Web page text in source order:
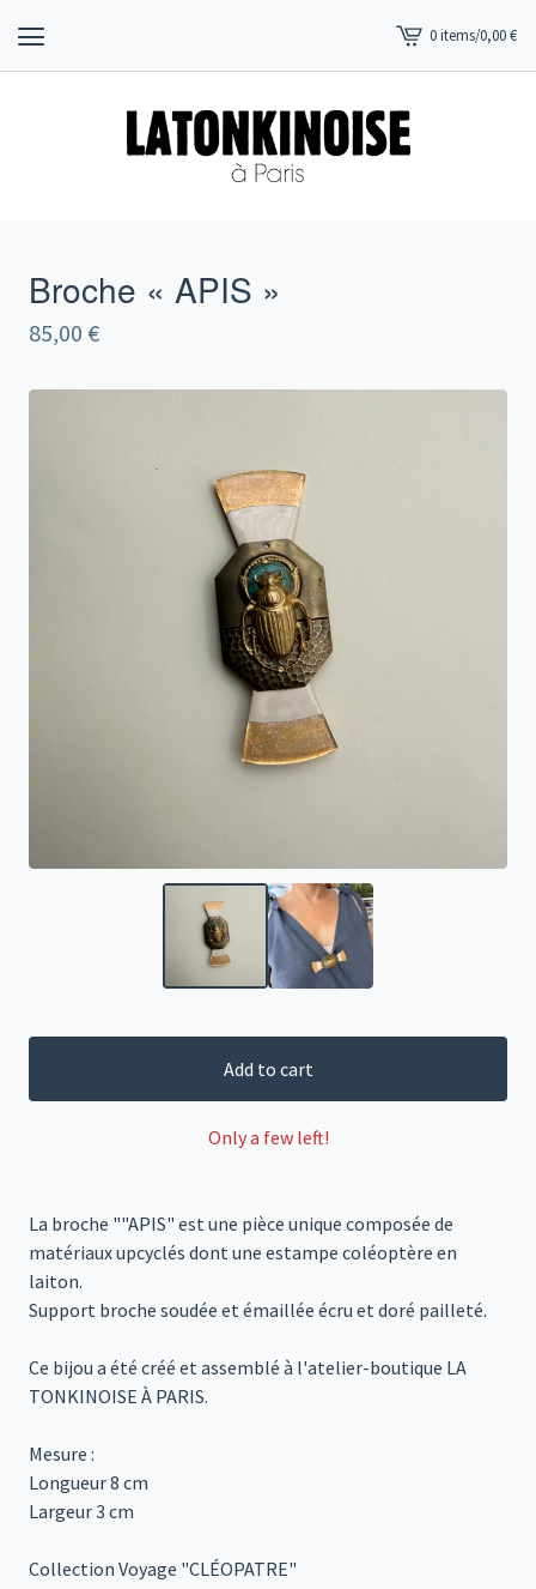
View
cart
0 items/0,00€
Broche « APIS »
85,00 €
Add to cart
Only a few left!
La broche ""APIS" est une pièce unique composée de
matériaux upcyclés dont une estampe coléoptère en
laiton.
Support broche soudée et émaillée écru et doré pailleté.
Ce bijou a été créé et assemblé à l'atelier-boutique LA
TONKINOISE À PARIS.
Mesure :
Longueur 8 cm
Largeur 3 cm
Collection Voyage "CLÉOPATRE"